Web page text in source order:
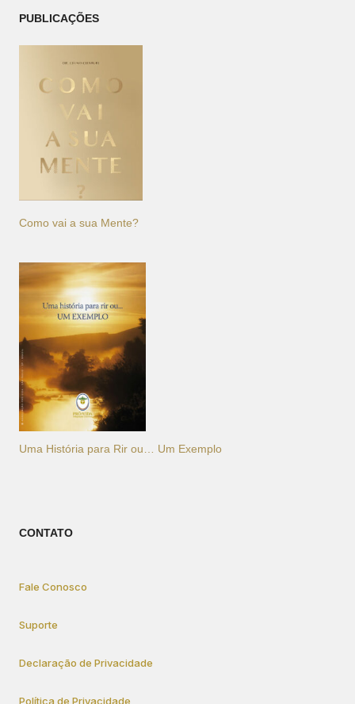
PUBLICAÇÕES
Como vai a sua Mente?
Uma História para Rir ou… Um Exemplo
CONTATO
Fale Conosco
Suporte
Declaração de Privacidade
Política de Privacidade